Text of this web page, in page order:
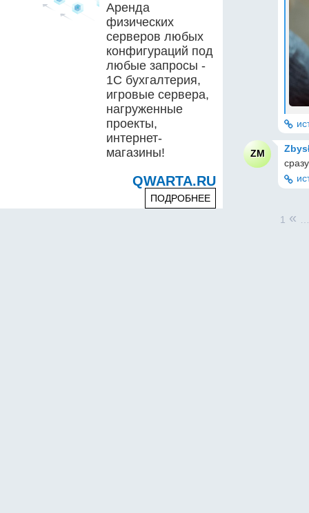
Аренда
физических
серверов любых
конфигураций под
любые запросы -
1С бухгалтерия,
игровые сервера,
нагруженные
проекты,
интернет-
магазины!
QWARTA.RU
ПОДРОБНЕЕ
ZM
1 «